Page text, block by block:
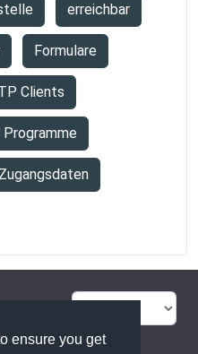
ensure you get
erreichbar
Formulare
Clients
Programme